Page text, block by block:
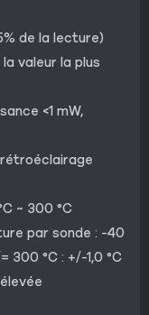
de la lecture)
la valeur la plus
<1 mW,
~ 300 °C
par sonde : -40
300 °C : +/-1,0 °C